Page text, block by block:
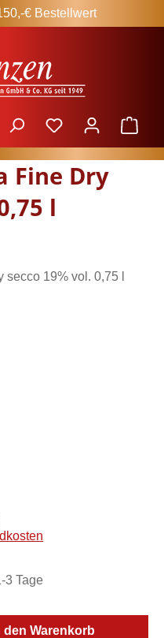
€ Bestellwert
Fine Dry
l
3 Tage
gewünschten
den Warenkorb